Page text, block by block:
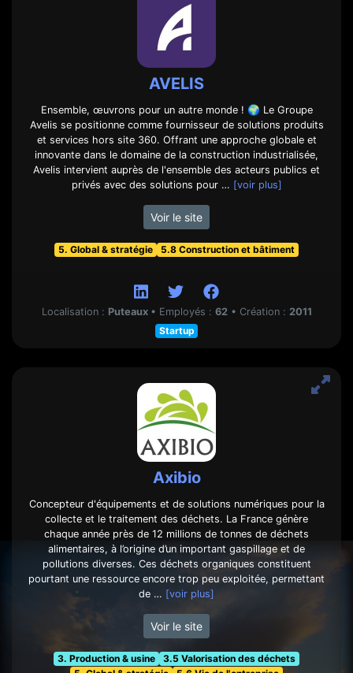
AVELIS
Ensemble, œuvrons pour un autre monde ! 🌍 Le Groupe
Avelis se positionne comme fournisseur de solutions produits
et services hors site 360. Offrant une approche globale et
innovante dans le domaine de la construction industrialisée,
Avelis intervient auprès de l'ensemble des acteurs publics et
privés avec des solutions pour … [voir plus]
Voir le site
5. Global & stratégie 5.8 Construction et bâtiment
Localisation : Puteaux • Employés : 62 • Création : 2011
Startup
Axibio
Concepteur d'équipements et de solutions numériques pour la
collecte et le traitement des déchets. La France génère
chaque année près de 12 millions de tonnes de déchets
alimentaires, à l’origine d’un important gaspillage et de
pollutions diverses. Ces déchets organiques constituent
pourtant une ressource encore trop peu exploitée, permettant
de … [voir plus]
Voir le site
3. Production & usine
3.5 Valorisation des déchets